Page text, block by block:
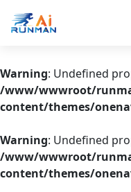
Warning: Undefined
/www/wwwroot/
content/themes/
Warning: Undefined
/www/wwwroot/
content/themes/